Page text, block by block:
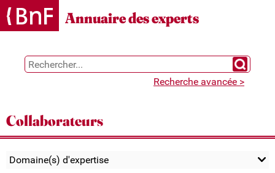
Gestion des cookies
Annuaire des experts
Chercher
Recherche avancée >
Collaborateurs
Domaine(s) d'expertise